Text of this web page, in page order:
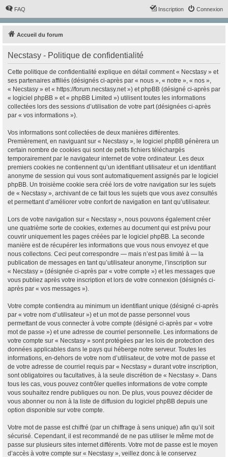
FAQ Connexion
Inscription
Accueil du forum
Necstasy - Politique de confidentialité
Cette politique de confidentialité explique en détail comment « Necstasy » et
ses partenaires affiliés (désignés ci-après par « nous », « notre », « nos »,
« Necstasy » et « https://forum.necstasy.net ») et phpBB (désigné ci-après par
« logiciel phpBB » et « phpBB Limited ») utilisent toutes les informations
collectées lors des sessions d’utilisation de votre part (désignées ci-après
par « vos informations »).
Vos informations sont collectées de deux manières différentes.
Premièrement, en naviguant sur « Necstasy », le logiciel phpBB génèrera un
certain nombre de cookies qui sont de petits fichiers téléchargés
temporairement par le navigateur internet de votre ordinateur. Les deux
premiers cookies ne contiennent qu’un identifiant utilisateur et un identifiant
anonyme de session qui vous sont automatiquement assignés par le logiciel
phpBB. Un troisième cookie sera créé lors de votre navigation sur les sujets
de « Necstasy », archivant de ce fait tous les sujets que vous avez consultés
et permettant d’améliorer votre confort de navigation en tant qu’utilisateur.
Lors de votre navigation sur « Necstasy », nous pouvons également créer
une quatrième sorte de cookies, externes au document qui est prévu pour
couvrir uniquement les pages créées par le logiciel phpBB. La seconde
manière est de récupérer les informations que vous nous envoyez et que
nous collectons. Ceci peut correspondre — mais n’est pas limité à — la
publication de messages en tant qu’utilisateur anonyme, l’inscription sur
« Necstasy » (désignée ci-après par « votre compte ») et les messages que
vous publiez après votre inscription et lors de votre connexion (désignés ci-
après par « vos messages »).
Votre compte contiendra au minimum un identifiant unique (désigné ci-après
par « votre nom d’utilisateur ») et un mot de passe personnel vous
permettant de vous connecter à votre compte (désigné ci-après par « votre
mot de passe ») et une adresse de courriel personnelle. Les informations de
votre compte sur « Necstasy » sont protégées par les lois de protection des
données applicables dans le pays qui héberge notre serveur. Toutes les
informations, en-dehors de votre nom d’utilisateur, de votre mot de passe et
de votre adresse de courriel requis par « Necstasy » durant votre inscription,
sont obligatoires ou facultatives, à la seule discrétion de « Necstasy ». Dans
tous les cas, vous pouvez contrôler quelles informations de votre compte
vous souhaitez rendre publiques ou non. De plus, vous pouvez décider de
vous abonner ou non à la liste de diffusion du logiciel phpBB depuis une
option disponible sur votre compte.
Votre mot de passe est chiffré (par un chiffrage à sens unique) afin qu’il soit
sécurisé. Cependant, il est recommandé de ne pas utiliser le même mot de
passe sur plusieurs sites internet différents. Votre mot de passe est le moyen
d’accès à votre compte sur « Necstasy », veillez donc à le conservez